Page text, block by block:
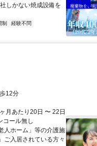
しかない焼成設備を
制
経験不問
12分
月あたり20日 〜 22日
コール無し
人ホーム」等の介護施
ご入居されている方々